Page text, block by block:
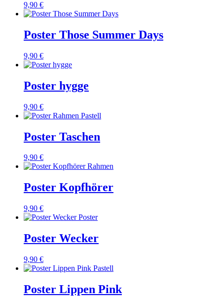
9,90 €
Poster Those Summer Days
9,90 €
Poster hygge
9,90 €
Poster Taschen
9,90 €
Poster Kopfhörer
9,90 €
Poster Wecker
9,90 €
Poster Lippen Pink